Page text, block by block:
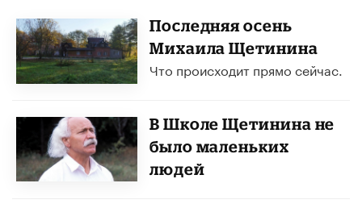
Последняя осень
Михаила Щетинина
Что происходит прямо сейчас.
В Школе Щетинина не
было маленьких
людей